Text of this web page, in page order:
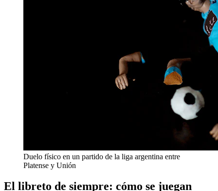
Duelo físico en un partido de la liga argentina entre
Platense y Unión
El libreto de siempre: cómo se juegan